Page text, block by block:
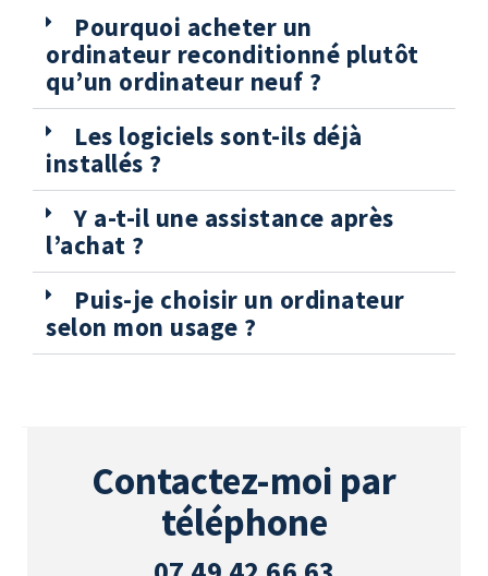
Pourquoi acheter un
ordinateur reconditionné plutôt
qu’un ordinateur neuf ?
Les logiciels sont-ils déjà
installés ?
Y a-t-il une assistance après
l’achat ?
Puis-je choisir un ordinateur
selon mon usage ?
Contactez-moi par
téléphone